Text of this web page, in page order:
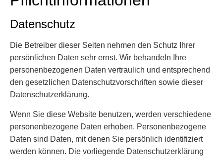
Datenschutz
Die Betreiber dieser Seiten nehmen den Schutz Ihrer
persönlichen Daten sehr ernst. Wir behandeln Ihre
personenbezogenen Daten vertraulich und entsprechend
den gesetzlichen Datenschutzvorschriften sowie dieser
Datenschutzerklärung.
Wenn Sie diese Website benutzen, werden verschiedene
personenbezogene Daten erhoben. Personenbezogene
Daten sind Daten, mit denen Sie persönlich identifiziert
werden können. Die vorliegende Datenschutzerklärung